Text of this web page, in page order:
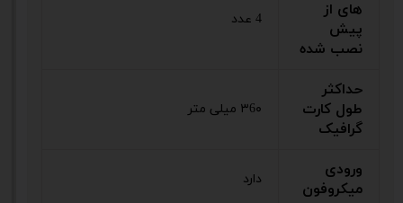
های از
پیش
نصب شده
4 عدد
حداکثر
طول کارت
گرافیک
۳6۰ میلی متر
ورودی
میکروفون
دارد